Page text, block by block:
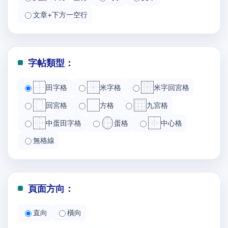
文章+下方一空行
字帖類型：
田字格 米字格 米字回宮格
回宮格 方格 九宮格
中蛋田字格 蛋格 中心格
無格線
頁面方向：
直向 橫向